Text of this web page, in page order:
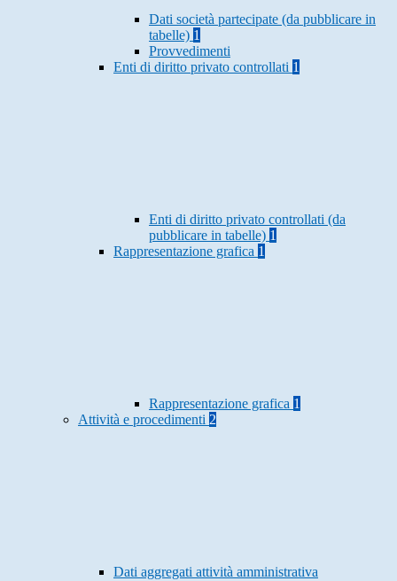
Dati società partecipate (da pubblicare in
tabelle) 1
Provvedimenti
Enti di diritto privato controllati 1
Enti di diritto privato controllati (da
pubblicare in tabelle) 1
Rappresentazione grafica 1
Rappresentazione grafica 1
Attività e procedimenti 2
Dati aggregati attività amministrativa